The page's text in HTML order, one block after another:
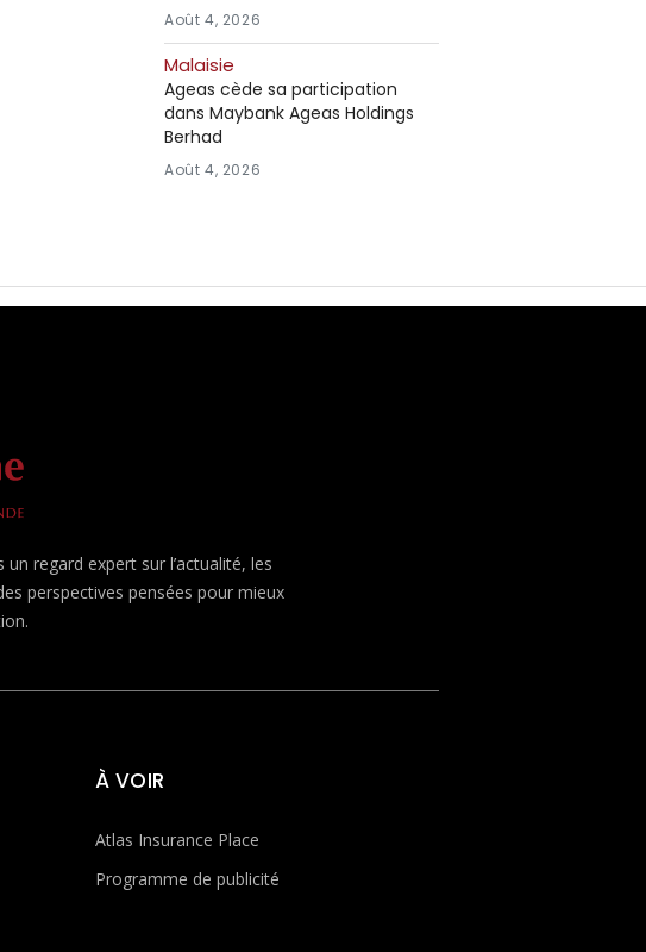
Août 4, 2026
Malaisie
Ageas cède sa participation
dans Maybank Ageas Holdings
Berhad
Août 4, 2026
regard expert sur l’actualité, les
perspectives pensées pour mieux
À VOIR
Atlas Insurance Place
Programme de publicité